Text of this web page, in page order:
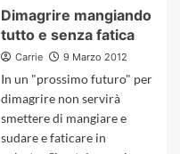
Usa
le
mani
Dimagrire
Velocemente
Dimagrire mangiando
tutto e senza fatica
Carrie 9 Marzo 2012
In un "prossimo futuro" per
dimagrire non servirà
smettere di mangiare e
sudare e faticare in